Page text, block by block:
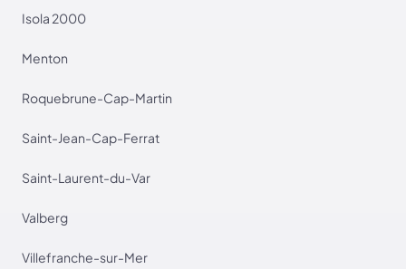
Isola 2000
Menton
Roquebrune-Cap-Martin
Saint-Jean-Cap-Ferrat
Saint-Laurent-du-Var
Valberg
Villefranche-sur-Mer